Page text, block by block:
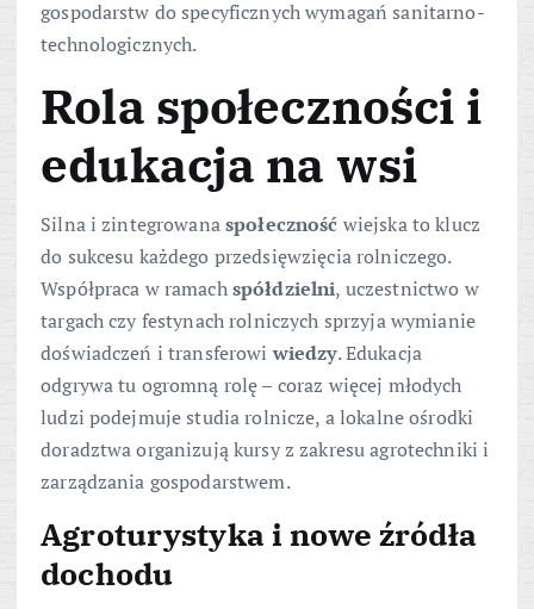
gospodarstw do specyficznych wymagań sanitarno-
technologicznych.
Rola społeczności i
edukacja na wsi
Silna i zintegrowanaspołeczność wiejska to klucz
do sukcesu każdego przedsięwzięcia rolniczego.
Współpraca w ramachspółdzielni, uczestnictwo w
targach czy festynach rolniczych sprzyja wymianie
doświadczeń i transferowiwiedzy. Edukacja
odgrywa tu ogromną rolę – coraz więcej młodych
ludzi podejmuje studia rolnicze, a lokalne ośrodki
doradztwa organizują kursy z zakresu agrotechniki i
zarządzania gospodarstwem.
Agroturystyka i nowe źródła
dochodu